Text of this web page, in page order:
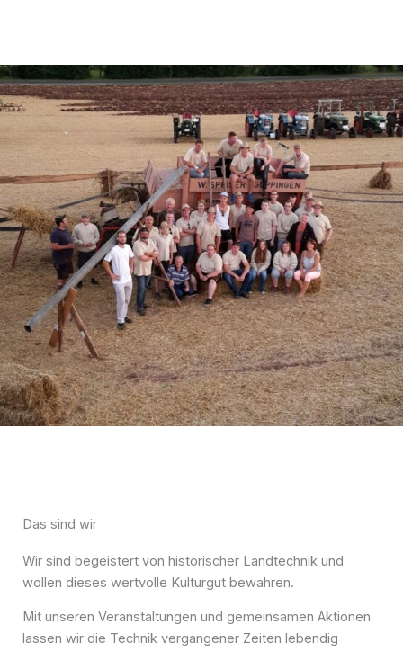
Das sind wir
Wir sind begeistert von historischer Landtechnik und
wollen dieses wertvolle Kulturgut bewahren.
Mit unseren Veranstaltungen und gemeinsamen Aktionen
lassen wir die Technik vergangener Zeiten lebendig